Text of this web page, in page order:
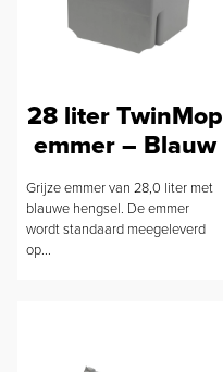
28 liter TwinMop
emmer – Blauw
Grijze emmer van 28,0 liter met
blauwe hengsel. De emmer
wordt standaard meegeleverd
op...